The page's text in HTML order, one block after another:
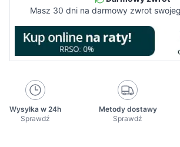
Masz 30 dni na darmowy zwrot
Wysyłka w 24h
Sprawdź
Metody dostawy
Sprawdź